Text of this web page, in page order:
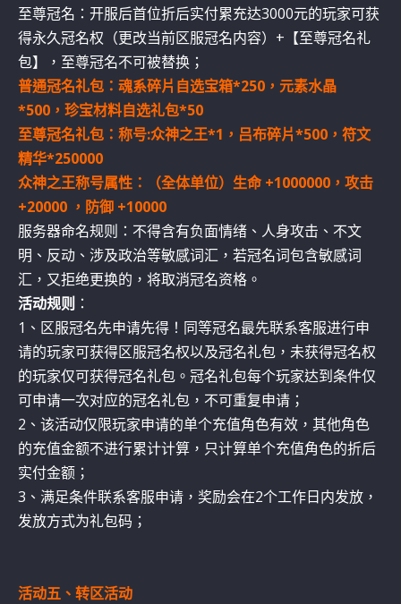
至尊冠名：开服后首位折后实付累充达3000元的玩家可获
得永久冠名权（更改当前区服冠名内容）+【至尊冠名礼
包】，至尊冠名不可被替换；
普通冠名礼包：魂系碎片自选宝箱*250，元素水晶
*500，珍宝材料自选礼包*50
至尊冠名礼包：称号:众神之王*1，吕布碎片*500，符文
精华*250000
众神之王称号属性：（全体单位）生命 +1000000，攻击
+20000 ，防御 +10000
服务器命名规则：不得含有负面情绪、人身攻击、不文
明、反动、涉及政治等敏感词汇，若冠名词包含敏感词
汇，又拒绝更换的，将取消冠名资格。
活动规则 ：
1、区服冠名先申请先得！同等冠名最先联系客服进行申
请的玩家可获得区服冠名权以及冠名礼包，未获得冠名权
的玩家仅可获得冠名礼包。冠名礼包每个玩家达到条件仅
可申请一次对应的冠名礼包，不可重复申请；
2、该活动仅限玩家申请的单个充值角色有效，其他角色
的充值金额不进行累计计算，只计算单个充值角色的折后
实付金额；
3、满足条件联系客服申请，奖励会在2个工作日内发放，
发放方式为礼包码；
活动五、转区活动